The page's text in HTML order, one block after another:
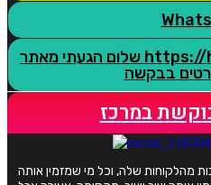
שלום הגעתי מאתר https://hasfaniyot.com/ אפשר
במרכז
מהלקוחות שלה, וכל מי שמזמין אותה